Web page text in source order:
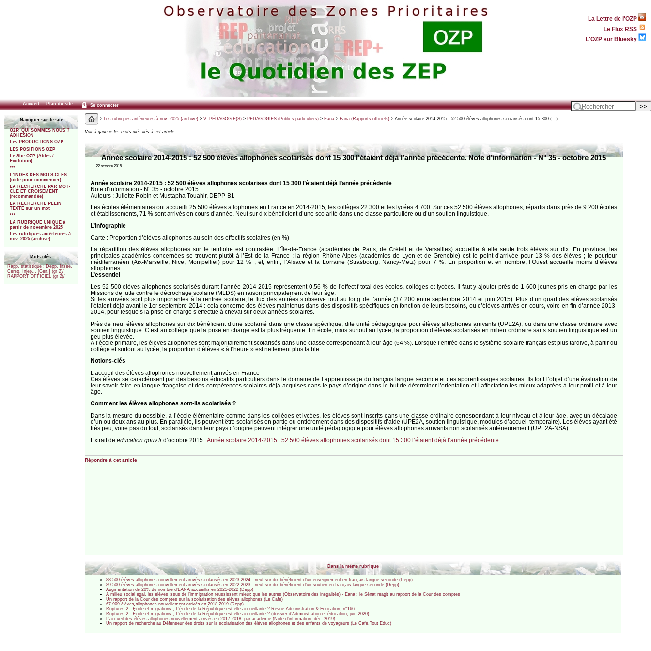
La Lettre de l'OZP
Le Flux RSS
L'OZP sur Bluesky
Accueil Plan du site Se connecter
Naviguer sur le site
OZP. QUI SOMMES NOUS ?
ADHESION
Les PRODUCTIONS OZP
LES POSITIONS OZP
Le Site OZP (Aides /
Evolution)
***
L’INDEX DES MOTS-CLES
(utile pour commencer)
LA RECHERCHE PAR MOT-
CLE ET CROISEMENT
(recommandée)
LA RECHERCHE PLEIN
TEXTE sur un mot
***
LA RUBRIQUE UNIQUE à
partir de novembre 2025
Les rubriques antérieures à
nov. 2025 (archive)
Mots-clés
Rapp. statistique : Depp, Insee,
Cereq, Injep... [Gén.] (gr 2)/
RAPPORT OFFICIEL (gr 2)/
> Les rubriques antérieures à nov. 2025 (archive)> V- PÉDAGOGIE(S)> PEDAGOGIES (Publics particuliers)> Eana> Eana (Rapports officiels)> Année scolaire 2014-2015 : 52 500 élèves allophones scolarisés dont 15 300 (…)
Voir à gauche les mots-clés liés à cet article
Année scolaire 2014-2015 : 52 500 élèves allophones scolarisés dont 15 300 l’étaient déjà l’année précédente. Note d’information - N° 35 - octobre 2015
22 octobre 2015
Année scolaire 2014-2015 : 52 500 élèves allophones scolarisés dont 15 300 l’étaient déjà l’année précédente
Note d’information - N° 35 - octobre 2015
Auteurs : Juliette Robin et Mustapha Touahir, DEPP-B1
Les écoles élémentaires ont accueilli 25 500 élèves allophones en France en 2014-2015, les collèges 22 300 et les lycées 4 700. Sur ces 52 500 élèves allophones, répartis dans près de 9 200 écoles
et établissements, 71 % sont arrivés en cours d’année. Neuf sur dix bénéficient d’une scolarité dans une classe particulière ou d’un soutien linguistique.
L’infographie
Carte : Proportion d’élèves allophones au sein des effectifs scolaires (en %)
La répartition des élèves allophones sur le territoire est contrastée. L’Île-de-France (académies de Paris, de Créteil et de Versailles) accueille à elle seule trois élèves sur dix. En province, les
principales académies concernées se trouvent plutôt à l’Est de la France : la région Rhône-Alpes (académies de Lyon et de Grenoble) est le point d’arrivée pour 13 % des élèves ; le pourtour
méditerranéen (Aix-Marseille, Nice, Montpellier) pour 12 % ; et, enfin, l’Alsace et la Lorraine (Strasbourg, Nancy-Metz) pour 7 %. En proportion et en nombre, l’Ouest accueille moins d’élèves
allophones.
L’essentiel
Les 52 500 élèves allophones scolarisés durant l’année 2014-2015 représentent 0,56 % de l’effectif total des écoles, collèges et lycées. Il faut y ajouter près de 1 600 jeunes pris en charge par les
Missions de lutte contre le décrochage scolaire (MLDS) en raison principalement de leur âge.
Si les arrivées sont plus importantes à la rentrée scolaire, le flux des entrées s’observe tout au long de l’année (37 200 entre septembre 2014 et juin 2015). Plus d’un quart des élèves scolarisés
l’étaient déjà avant le 1er septembre 2014 : cela concerne des élèves maintenus dans des dispositifs spécifiques en fonction de leurs besoins, ou d’élèves arrivés en cours, voire en fin d’année 2013-
2014, pour lesquels la prise en charge s’effectue à cheval sur deux années scolaires.
Près de neuf élèves allophones sur dix bénéficient d’une scolarité dans une classe spécifique, dite unité pédagogique pour élèves allophones arrivants (UPE2A), ou dans une classe ordinaire avec
soutien linguistique. C’est au collège que la prise en charge est la plus fréquente. En école, mais surtout au lycée, la proportion d’élèves scolarisés en milieu ordinaire sans soutien linguistique est un
peu plus élevée.
À l’école primaire, les élèves allophones sont majoritairement scolarisés dans une classe correspondant à leur âge (64 %). Lorsque l’entrée dans le système scolaire français est plus tardive, à partir du
collège et surtout au lycée, la proportion d’élèves « à l’heure » est nettement plus faible.
Notions-clés
L’accueil des élèves allophones nouvellement arrivés en France
Ces élèves se caractérisent par des besoins éducatifs particuliers dans le domaine de l’apprentissage du français langue seconde et des apprentissages scolaires. Ils font l’objet d’une évaluation de
leur savoir-faire en langue française et des compétences scolaires déjà acquises dans le pays d’origine dans le but de déterminer l’orientation et l’affectation les mieux adaptées à leur profil et à leur
âge.
Comment les élèves allophones sont-ils scolarisés ?
Dans la mesure du possible, à l’école élémentaire comme dans les collèges et lycées, les élèves sont inscrits dans une classe ordinaire correspondant à leur niveau et à leur âge, avec un décalage
d’un ou deux ans au plus. En parallèle, ils peuvent être scolarisés en partie ou entièrement dans des dispositifs d’aide (UPE2A, soutien linguistique, modules d’accueil temporaire). Les élèves ayant été
très peu, voire pas du tout, scolarisés dans leur pays d’origine peuvent intégrer une unité pédagogique pour élèves allophones arrivants non scolarisés antérieurement (UPE2A-NSA).
Extrait de education.gouv.frd’octobre 2015 :Année scolaire 2014-2015 : 52 500 élèves allophones scolarisés dont 15 300 l’étaient déjà l’année précédente
Répondre à cet article
Dans la même rubrique
88 500 élèves allophones nouvellement arrivés scolarisés en 2023-2024 : neuf sur dix bénéficient d’un enseignement en français langue seconde (Depp)
89 500 élèves allophones nouvellement arrivés scolarisés en 2022-2023 : neuf sur dix bénéficient d’un soutien en français langue seconde (Depp)
Augmentation de 20% du nombre d’EANA accueillis en 2021-2022 (Depp)
A milieu social égal, les élèves issus de l’immigration réussissent mieux que les autres (Observatoire des inégalités) - Eana : le Sénat réagit au rapport de la Cour des comptes
Un rapport de la Cour des comptes sur la scolarisation des élèves allophones (Le Café)
67 909 élèves allophones nouvellement arrivés en 2018-2019 (Depp)
Ruptures 2 : École et migrations ; L’école de la République est-elle accueillante ? Revue Administration & Education, n°166
Ruptures 2 : École et migrations ; L’école de la République est-elle accueillante ? (dossier d’Administration et éducation, juin 2020)
L’accueil des élèves allophones nouvellement arrivés en 2017-2018, par académie (Note d’information, déc. 2019)
Un rapport de recherche au Défenseur des droits sur la scolarisation des élèves allophones et des enfants de voyageurs (Le Café,Tout Educ)